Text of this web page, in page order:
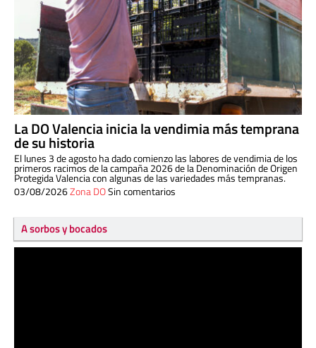
La DO Valencia inicia la vendimia más temprana
de su historia
El lunes 3 de agosto ha dado comienzo las labores de vendimia de los
primeros racimos de la campaña 2026 de la Denominación de Origen
Protegida Valencia con algunas de las variedades más tempranas.
03/08/2026Zona DOSin comentarios
A sorbos y bocados